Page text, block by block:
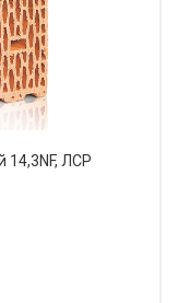
14,3NF, ЛСР